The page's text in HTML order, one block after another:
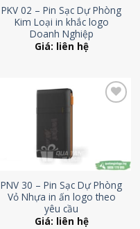
PKV 02 – Pin Sạc Dự Phòng
Kim Loại in khắc logo
Doanh Nghiệp
Giá: liên hệ
PNV 30 – Pin Sạc Dự Phòng
Vỏ Nhựa in ấn logo theo
yêu cầu
Giá: liên hệ